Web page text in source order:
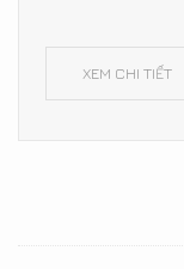
XEM CHI TIẾT